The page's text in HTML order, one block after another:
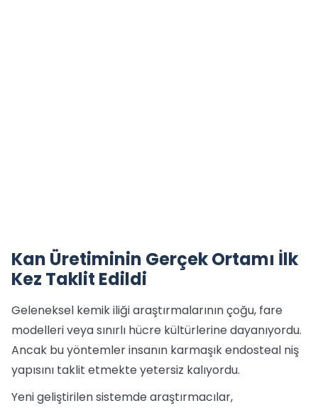
Kan Üretiminin Gerçek Ortamı İlk
Kez Taklit Edildi
Geleneksel kemik iliği araştırmalarının çoğu, fare
modelleri veya sınırlı hücre kültürlerine dayanıyordu.
Ancak bu yöntemler insanın karmaşık endosteal niş
yapısını taklit etmekte yetersiz kalıyordu.
Yeni geliştirilen sistemde araştırmacılar,